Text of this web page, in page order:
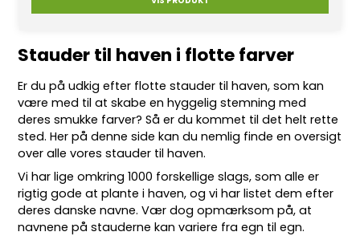
Stauder til haven i flotte farver
Er du på udkig efter flottestauder til haven, som kan
være med til at skabe en hyggelig stemning med
deres smukke farver? Så er du kommet til det helt rette
sted. Her på denne side kan du nemlig finde en oversigt
over alle vores stauder til haven.
Vi har lige omkring 1000 forskellige slags, som alle er
rigtig gode at plante i haven, og vi har listet dem efter
deres danske navne. Vær dog opmærksom på, at
navnene på stauderne kan variere fra egn til egn.